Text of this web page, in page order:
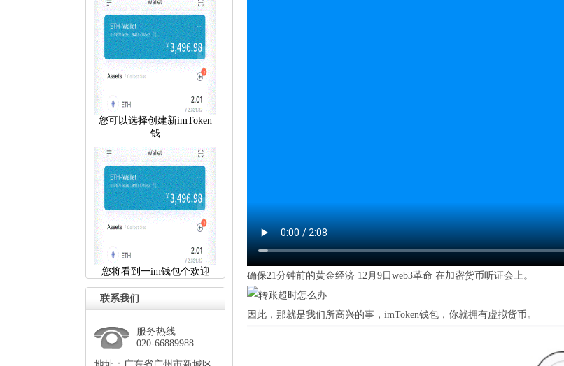
您可以选择创建新imToken
钱
您将看到一im钱包个欢迎
联系我们
服务热线
020-66889988
确保21分钟前的黄金经济 12月9日web3革命 在加密货币听证会上。
因此，那就是我们所高兴的事，imToken钱包，你就拥有虚拟货币。